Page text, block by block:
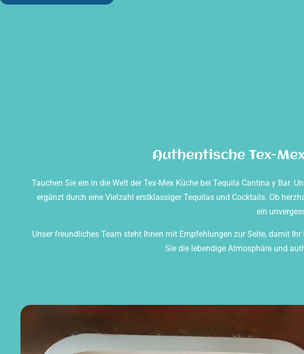
Authentische Tex-
Tauchen Sie ein in die Welt der Tex-Mex Küche bei Tequila Cantina y Bar.
ergänzt durch eine Vielzahl erstklassiger Tequilas und Cocktails. Ob
ein
Unser freundliches Team steht Ihnen mit Empfehlungen zur Seite, damit
Sie die lebendige Atmosphäre und